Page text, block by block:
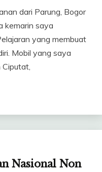
dari Parung, Bogor
kemarin saya
yang membuat
Mobil yang saya
Ciputat,
Nasional Non